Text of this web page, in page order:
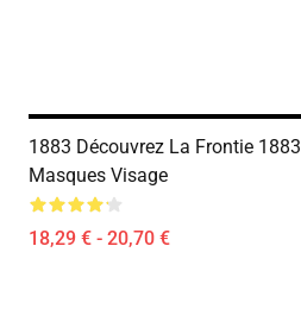
1883 Découvrez La Frontie 1883
Masques Visage
18,29 € - 20,70 €